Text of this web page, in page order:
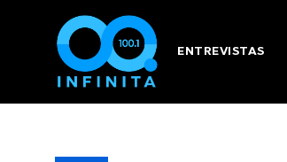
ENTREVISTAS